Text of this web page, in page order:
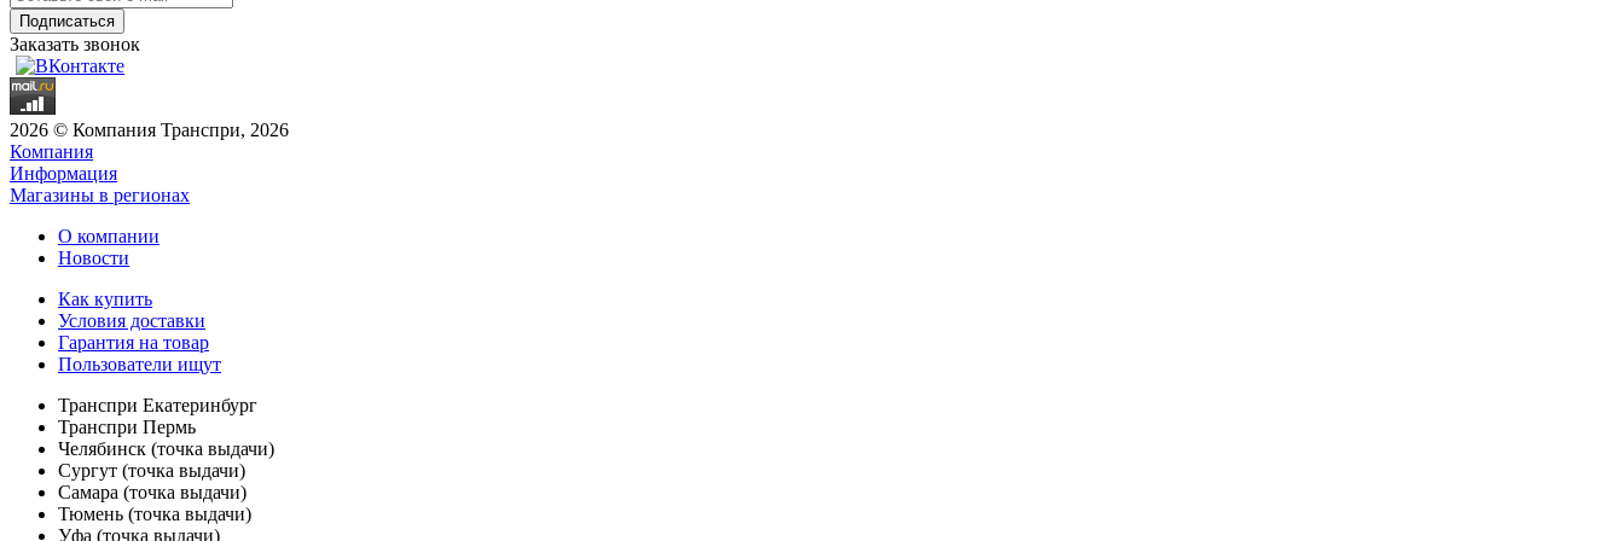
Заказать звонок
2026 © Компания Транспри, 2026
Компания
Информация
Магазины в регионах
О компании
Новости
Как купить
Условия доставки
Гарантия на товар
Пользователи ищут
Транспри Екатеринбург
Транспри Пермь
Челябинск (точка выдачи)
Сургут (точка выдачи)
Самара (точка выдачи)
Тюмень (точка выдачи)
Уфа (точка выдачи)